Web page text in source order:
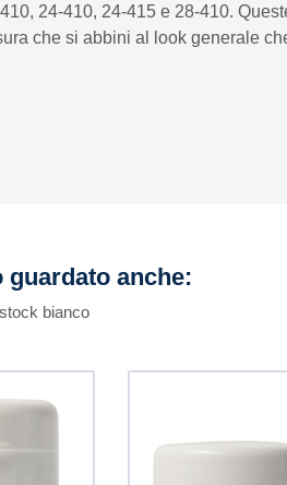
24-410, 24-415 e 28-410.
che si abbini al look generale
anche:
bianco